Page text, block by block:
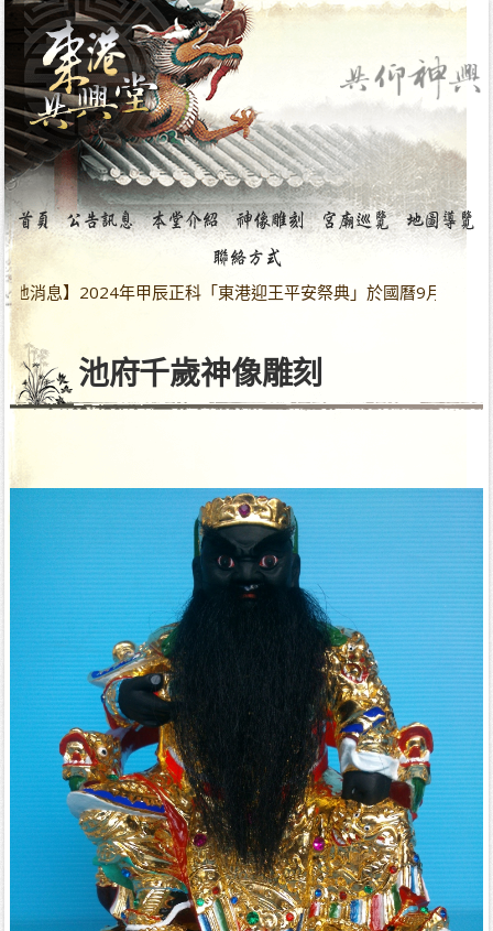
】2024年甲辰正科「東港迎王平安祭典」於國曆9月28日～10
池府千歲神像雕刻